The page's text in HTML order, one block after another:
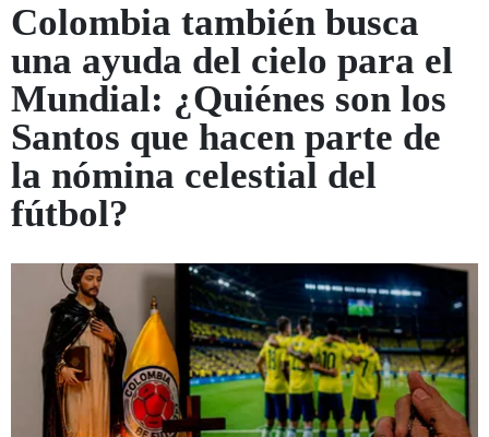
Colombia también busca
una ayuda del cielo para el
Mundial: ¿Quiénes son los
Santos que hacen parte de
la nómina celestial del
fútbol?